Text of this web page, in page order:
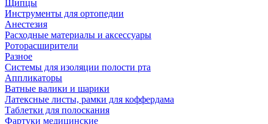
Щипцы
Инструменты для ортопедии
Анестезия
Расходные материалы и аксессуары
Роторасширители
Разное
Системы для изоляции полости рта
Аппликаторы
Ватные валики и шарики
Латексные листы, рамки для коффердама
Таблетки для полоскания
Фартуки медицинские